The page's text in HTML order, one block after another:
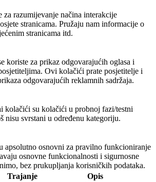
razumijevanje načina interakcije
stranicama. Pružaju nam informacije o
stranicama itd.
koriste za prikaz odgovarajućih oglasa i
Ovi kolačići prate posjetitelje i
odgovarajućih reklamnih sadržaja.
kolačići su kolačići u probnoj fazi/testni
nisu svrstani u određenu kategoriju.
apsolutno osnovni za pravilno funkcioniranje
osnovne funkcionalnosti i sigurnosne
bez prukupljanja korisničkih podataka.
Trajanje Opis